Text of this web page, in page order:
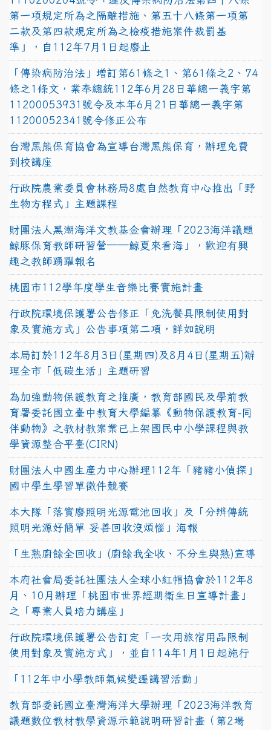
第一項規定所為之隔離措施、第五十八條第一項第
二款及第四款規定所為之檢疫措施案件裁罰基
準」，自112年7月1日起廢止
「傳染病防治法」增訂第61條之1、第61條之2、74
條之1條文，業奉總統112年6月28日華總一義字第
11200053931號令及本年6月21日華總一義字第
11200052341號令修正公布
台灣黑熊保育協會為宣導台灣黑熊保育，辦理免費
到校講座
行政院農業委員會林務局8處自然教育中心推出「野
生物方程式」主題課程
財團法人黑潮海洋文教基金會辦理「2023海洋議題
鯨豚保育教師研習營──鯨夏來看海」，歡迎有興
趣之教師踴躍報名
桃園市112學年度學生音樂比賽實施計畫
行政院環境保護署公告修正「免洗餐具限制使用對
象及實施方式」公告事項第二項，詳如說明
本局訂於112年8月3日(星期四)及8月4日(星期五)辦
理全市「低碳生活」主題研習
為加強動物保護教育之推廣，教育部國民及學前教
育署委託國立臺中教育大學編纂《動物保護教育-同
伴動物》之教材教案業已上架國民中小學課程與教
學資源整合平臺(CIRN)
財團法人中國生產力中心辦理112年「豬豬小偵探」
國中學生學習單徵件競賽
本大隊「落實廢照明光源電池回收」及「分辨傳統
照明光源好簡單 妥善回收沒煩惱」海報
「生熟廚餘全回收」(廚餘我全收、不分生與熟)宣導
本府社會局委託社團法人全球小紅帽協會於112年8
月、10月辦理「桃園市世界經期衛生日宣導計畫」
之「專業人員培力講座」
行政院環境保護署公告訂定「一次用旅宿用品限制
使用對象及實施方式」，並自114年1月1日起施行
「112年中小學教師氣候變遷講習活動」
教育部委託國立臺灣海洋大學辦理「2023海洋教育
議題數位教材教學資源示範說明研習計畫（第2場